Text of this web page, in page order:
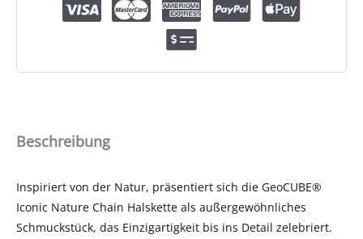
Beschreibung
Inspiriert von der Natur, präsentiert sich die GeoCUBE®
Iconic Nature Chain Halskette als außergewöhnliches
Schmuckstück, das Einzigartigkeit bis ins Detail zelebriert.